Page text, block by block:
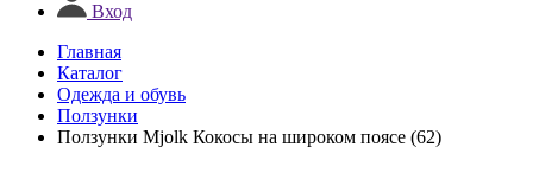
Вход
Главная
Каталог
Одежда и обувь
Ползунки
Ползунки Mjolk Кокосы на широком поясе (62)